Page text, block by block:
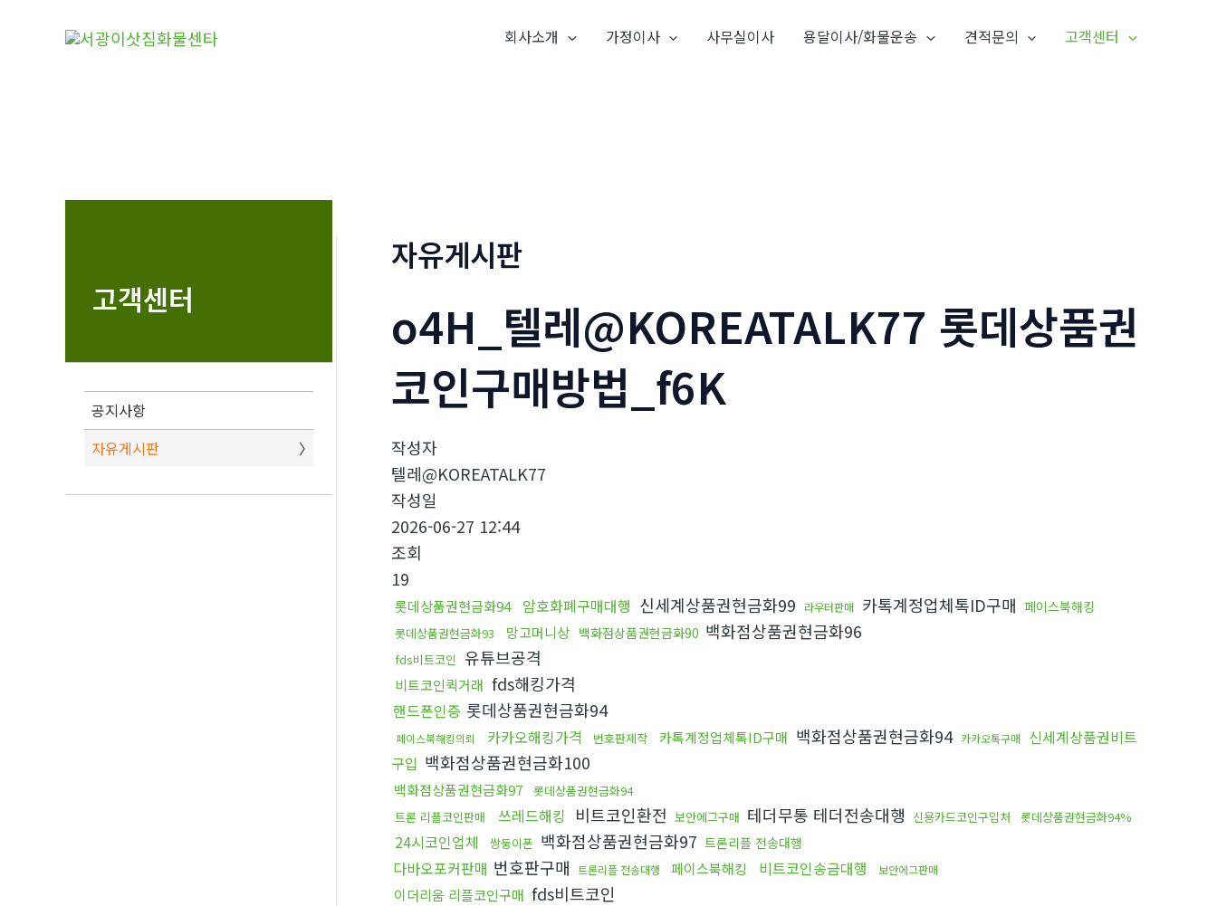
회사소개 가정이사 사무실이사 용달이사/화물운송 견적문의 고객센터
고객센터
공지사항
자유게시판
자유게시판
o4H_텔레@KOREATALK77 롯데상품권
코인구매방법_f6K
작성자
텔레@KOREATALK77
작성일
2026-06-27 12:44
조회
19
롯데상품권현금화94 암호화폐구매대행 신세계상품권현금화99 라우터판매 카톡계정업체톡ID구매 페이스북해킹
롯데상품권현금화93 망고머니상 백화점상품권현금화90 백화점상품권현금화96
fds비트코인 유튜브공격
비트코인퀵거래 fds해킹가격
핸드폰인증 롯데상품권현금화94
페이스북해킹의뢰 카카오해킹가격 번호판제작 카톡계정업체톡ID구매 백화점상품권현금화94 카카오톡구매 신세계상품권비트
구입 백화점상품권현금화100
백화점상품권현금화97
롯데상품권현금화94
트론 리플코인판매
쓰레드해킹 비트코인환전 보안에그구매 테더무통 테더전송대행 신용카드코인구입처 롯데상품권현금화94%
24시코인업체 쌍둥이폰 백화점상품권현금화97 트론리플 전송대행
다바오포커판매 번호판구매 트론리플 전송대행 페이스북해킹 비트코인송금대행 보안에그판매
이더리움 리플코인구매 fds비트코인